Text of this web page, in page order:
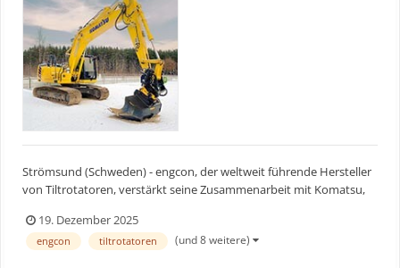
Strömsund (Schweden) - engcon, der weltweit führende Hersteller
von Tiltrotatoren, verstärkt seine Zusammenarbeit mit Komatsu,
Partnerschaft konzentriert sich auf die Vereinfachung der
Installation und die Senkung der Gesamtkosten für Endn...
19. Dezember 2025
engcon tiltrotatoren (und 8 weitere)